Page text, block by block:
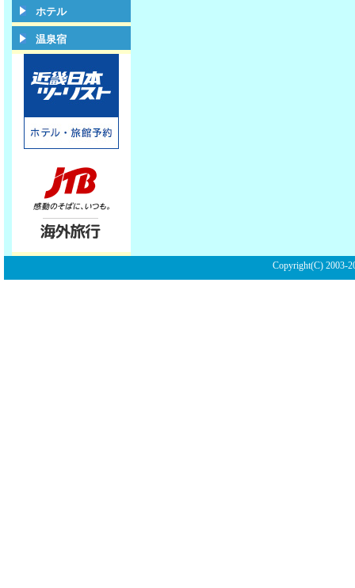
ホテル
温泉宿
Copyright(C) 2003-